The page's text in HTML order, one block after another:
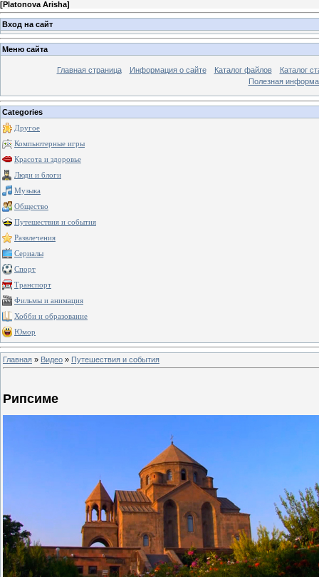
[Platonova Arisha]
Вход на сайт
Меню сайта
Главная страница Информация о сайте Каталог файлов
Каталог
Полезная
Categories
Другое
Компьютерные игры
Красота и здоровье
Люди и блоги
Музыка
Общество
Путешествия и события
Развлечения
Сериалы
Спорт
Транспорт
Фильмы и анимация
Хобби и образование
Юмор
Главная » Видео » Путешествия и события
Рипсиме